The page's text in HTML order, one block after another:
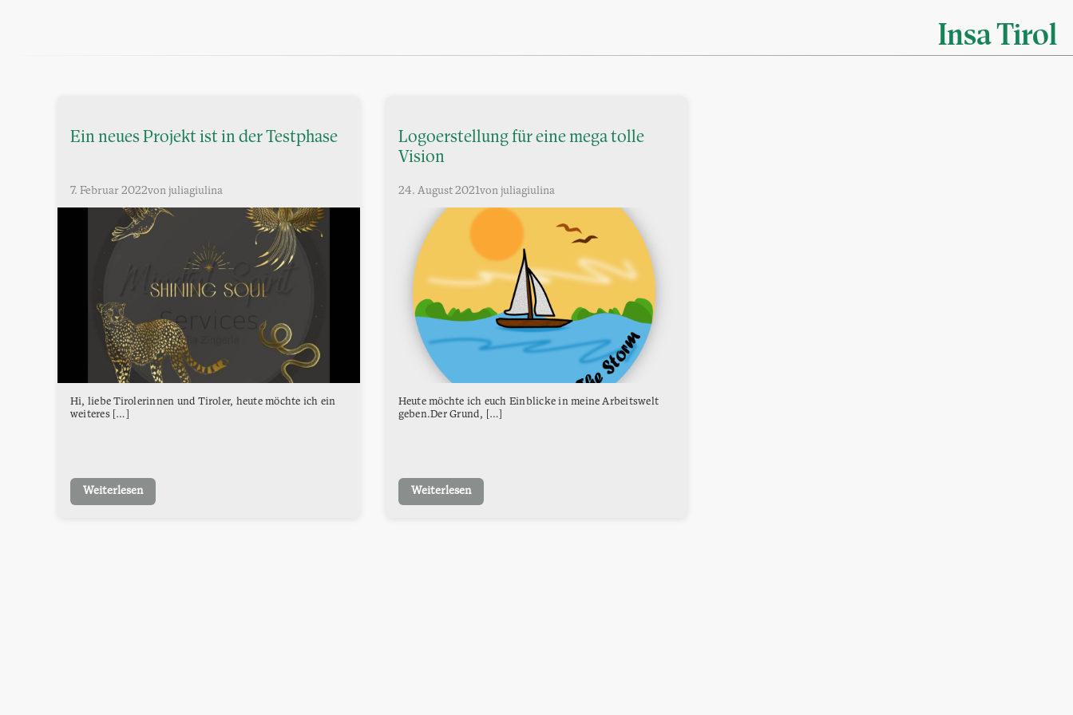
Insa Tirol
Ein neues Projekt ist in der Testphase
7. Februar 2022von juliagiulina
Hi, liebe Tirolerinnen und Tiroler, heute möchte ich ein
weiteres […]
Weiterlesen
Logoerstellung für eine mega tolle
Vision
24. August 2021von juliagiulina
Heute möchte ich euch Einblicke in meine Arbeitswelt
geben.Der Grund, […]
Weiterlesen